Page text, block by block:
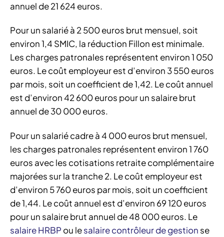
annuel de 21 624 euros.
Pour un salarié à 2 500 euros brut mensuel, soit
environ 1,4 SMIC, la réduction Fillon est minimale.
Les charges patronales représentent environ 1 050
euros. Le coût employeur est d’environ 3 550 euros
par mois, soit un coefficient de 1,42. Le coût annuel
est d’environ 42 600 euros pour un salaire brut
annuel de 30 000 euros.
Pour un salarié cadre à 4 000 euros brut mensuel,
les charges patronales représentent environ 1 760
euros avec les cotisations retraite complémentaire
majorées sur la tranche 2. Le coût employeur est
d’environ 5 760 euros par mois, soit un coefficient
de 1,44. Le coût annuel est d’environ 69 120 euros
pour un salaire brut annuel de 48 000 euros. Le
salaire HRBP ou lesalaire contrôleur de gestion se